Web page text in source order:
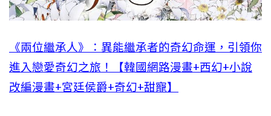
《兩位繼承人》：異能繼承者的奇幻命運，引領你
進入戀愛奇幻之旅！【韓國網路漫畫+西幻+小說
改編漫畫+宮廷侯爵+奇幻+甜寵】